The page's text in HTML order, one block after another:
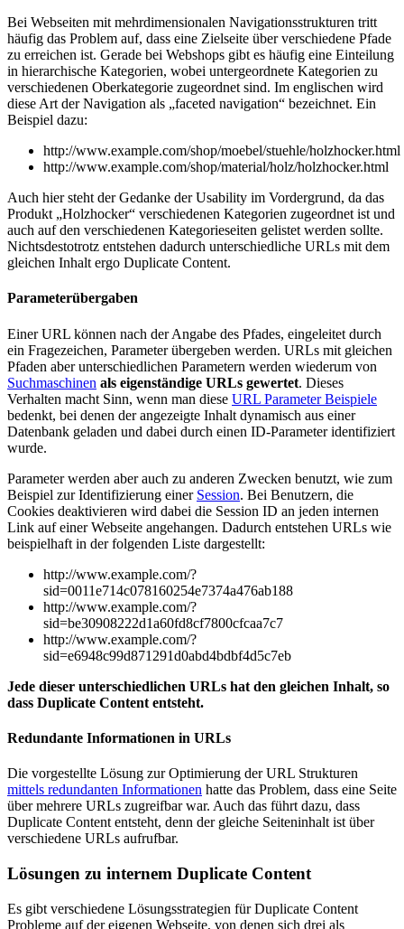
Bei Webseiten mit mehrdimensionalen Navigationsstrukturen tritt
häufig das Problem auf, dass eine Zielseite über verschiedene Pfade
zu erreichen ist. Gerade bei Webshops gibt es häufig eine Einteilung
in hierarchische Kategorien, wobei untergeordnete Kategorien zu
verschiedenen Oberkategorie zugeordnet sind. Im englischen wird
diese Art der Navigation als „faceted navigation“ bezeichnet. Ein
Beispiel dazu:
http://www.example.com/shop/moebel/stuehle/holzhocker.html
http://www.example.com/shop/material/holz/holzhocker.html
Auch hier steht der Gedanke der Usability im Vordergrund, da das
Produkt „Holzhocker“ verschiedenen Kategorien zugeordnet ist und
auch auf den verschiedenen Kategorieseiten gelistet werden sollte.
Nichtsdestotrotz entstehen dadurch unterschiedliche URLs mit dem
gleichen Inhalt ergo Duplicate Content.
Parameterübergaben
Einer URL können nach der Angabe des Pfades, eingeleitet durch
ein Fragezeichen, Parameter übergeben werden. URLs mit gleichen
Pfaden aber unterschiedlichen Parametern werden wiederum von
Suchmaschinen als eigenständige URLs gewertet. Dieses
Verhalten macht Sinn, wenn man diese URL Parameter Beispiele
bedenkt, bei denen der angezeigte Inhalt dynamisch aus einer
Datenbank geladen und dabei durch einen ID-Parameter identifiziert
wurde.
Parameter werden aber auch zu anderen Zwecken benutzt, wie zum
Beispiel zur Identifizierung einer Session. Bei Benutzern, die
Cookies deaktivieren wird dabei die Session ID an jeden internen
Link auf einer Webseite angehangen. Dadurch entstehen URLs wie
beispielhaft in der folgenden Liste dargestellt:
http://www.example.com/?
sid=0011e714c078160254e7374a476ab188
http://www.example.com/?
sid=be30908222d1a60fd8cf7800cfcaa7c7
http://www.example.com/?
sid=e6948c99d871291d0abd4bdbf4d5c7eb
Jede dieser unterschiedlichen URLs hat den gleichen Inhalt, so
dass Duplicate Content entsteht.
Redundante Informationen in URLs
Die vorgestellte Lösung zur Optimierung der URL Strukturen
mittels redundanten Informationen hatte das Problem, dass eine Seite
über mehrere URLs zugreifbar war. Auch das führt dazu, dass
Duplicate Content entsteht, denn der gleiche Seiteninhalt ist über
verschiedene URLs aufrufbar.
Lösungen zu internem Duplicate Content
Es gibt verschiedene Lösungsstrategien für Duplicate Content
Probleme auf der eigenen Webseite, von denen sich drei als